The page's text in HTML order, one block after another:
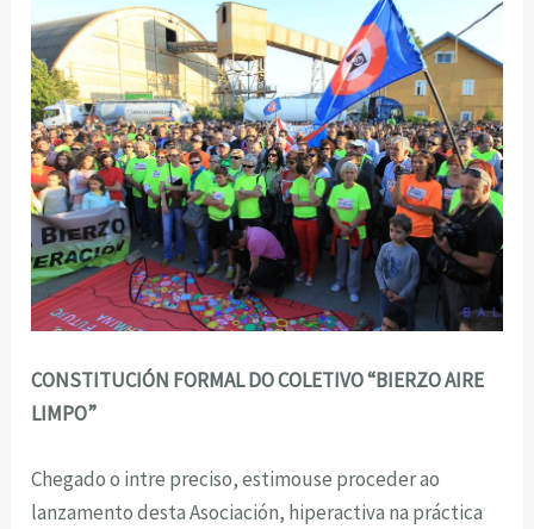
CONSTITUCIÓN FORMAL DO COLETIVO “BIERZO AIRE
LIMPO”
Chegado o intre preciso, estimouse proceder ao
lanzamento desta Asociación, hiperactiva na práctica